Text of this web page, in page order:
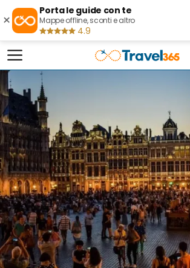
×
Porta le guide con te
Mappe offline, sconti e altro
4.9